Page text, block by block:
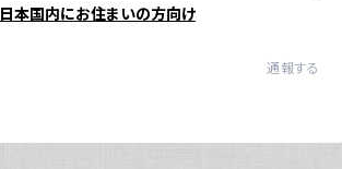
日本国内にお住まいの方向け
通報する